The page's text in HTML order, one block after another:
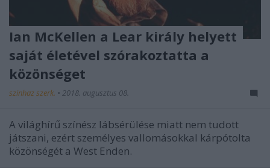
Ian McKellen a Lear király helyett
saját életével szórakoztatta a
közönséget
szinhaz szerk. • 2018. augusztus 08.
A világhírű színész lábsérülése miatt nem tudott
játszani, ezért személyes vallomásokkal kárpótolta
közönségét a West Enden.